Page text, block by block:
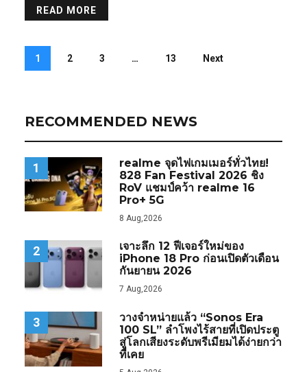
READ MORE
1 2 3 … 13 Next
RECOMMENDED NEWS
1
realme จุดไฟเกมเมอร์ทั่วไทย!
828 Fan Festival 2026 ชิง
RoV แชมป์คว้า realme 16
Pro+ 5G
8 Aug,2026
2
เจาะลึก 12 ฟีเจอร์ใหม่ของ
iPhone 18 Pro ก่อนเปิดตัวเดือน
กันยายน 2026
7 Aug,2026
3
วางจำหน่ายแล้ว “Sonos Era
100 SL” ลำโพงไร้สายที่เปิดประตู
สู่โลกเสียงระดับพรีเมียมได้ง่ายกว่า
ที่เคย